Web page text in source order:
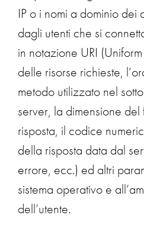
IP o i nomi a dominio dei
dagli utenti che si
in notazione URI
delle risorse richieste,
metodo utilizzato nel
server, la dimensione del
risposta, il codice
della risposta data dal
errore, ecc.) ed altri
sistema operativo e
dell’utente.